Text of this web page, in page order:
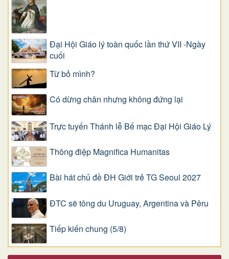
Đại Hội Giáo lý toàn quốc lần thứ VII -Ngày
cuối
Từ bỏ mình?
Có dừng chân nhưng không đứng lại
Trực tuyến Thánh lễ Bế mạc Đại Hội Giáo Lý
Thông điệp Magnifica Humanitas
Bài hát chủ đề ĐH Giới trẻ TG Seoul 2027
ĐTC sẽ tông du Uruguay, Argentina và Pêru
Tiếp kiến chung (5/8)